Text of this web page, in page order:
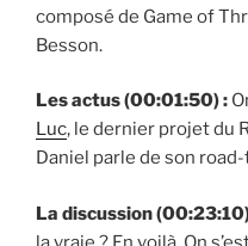
composé de Game of
Besson.
Les actus (00:01:50) :
Luc, le dernier projet du
Daniel parle de son
La discussion